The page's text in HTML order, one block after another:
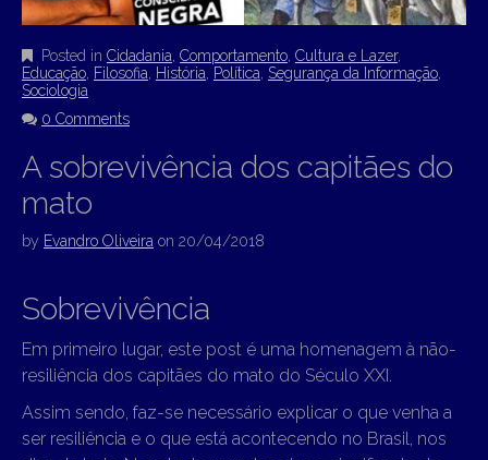
Posted in Cidadania, Comportamento, Cultura e Lazer,
Educação, Filosofia, História, Política, Segurança da Informação,
Sociologia
0 Comments
A sobrevivência dos capitães do
mato
by Evandro Oliveira on 20/04/2018
Sobrevivência
Em primeiro lugar, este post é uma homenagem à não-
resiliência dos capitães do mato do Século XXI.
Assim sendo, faz-se necessário explicar o que venha a
ser resiliência e o que está acontecendo no Brasil, nos